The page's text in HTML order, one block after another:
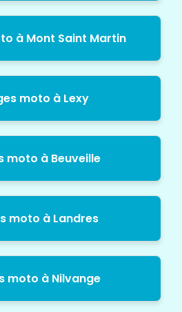
à Mont Saint Martin
moto à Lexy
moto à Beuveille
moto à Landres
moto à Nilvange